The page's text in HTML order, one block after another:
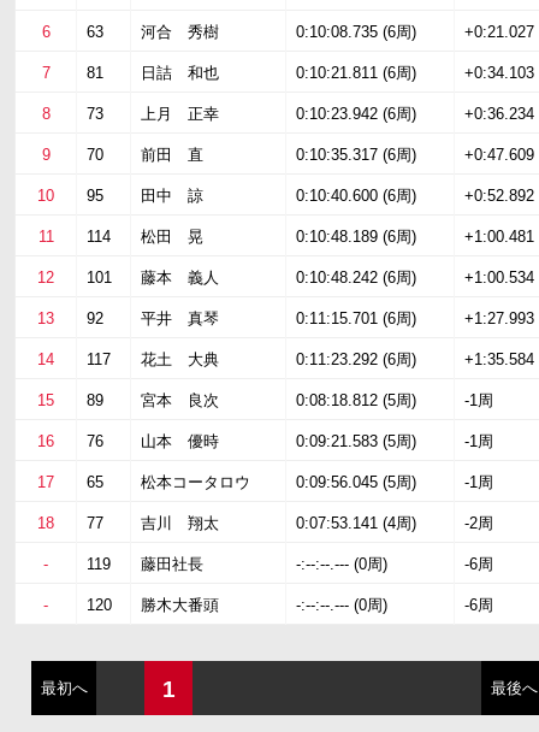
6 63 河合 秀樹 0:10:08.735 (6周) +0:21.027
7 81 日詰 和也 0:10:21.811 (6周) +0:34.103
8 73 上月 正幸 0:10:23.942 (6周) +0:36.234
9 70 前田 直 0:10:35.317 (6周) +0:47.609
10 95 田中 諒 0:10:40.600 (6周) +0:52.892
11 114 松田 晃 0:10:48.189 (6周) +1:00.481
12 101 藤本 義人 0:10:48.242 (6周) +1:00.534
13 92 平井 真琴 0:11:15.701 (6周) +1:27.993
14 117 花土 大典 0:11:23.292 (6周) +1:35.584
15 89 宮本 良次 0:08:18.812 (5周) -1周
16 76 山本 優時 0:09:21.583 (5周) -1周
17 65 松本コータロウ 0:09:56.045 (5周) -1周
18 77 吉川 翔太 0:07:53.141 (4周) -2周
- 119 藤田社長 -:--:--.--- (0周) -6周
- 120 勝木大番頭 -:--:--.--- (0周) -6周
最初へ 1 最後へ